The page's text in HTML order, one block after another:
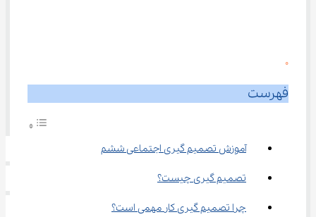
0
فهرست
آموزش تصمیم گیری اجتماعی ششم
تصمیم گیری چیست؟
چرا تصمیم گیری کار مهمی است؟